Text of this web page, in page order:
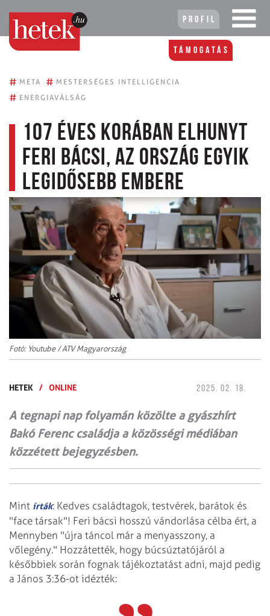
Profil
Támogatás
# META # MESTERSÉGES INTELLIGENCIA
# ENERGIAVÁLSÁG
107 éves korában elhunyt
Feri bácsi, az ország egyik
legidősebb embere
Fotó: Youtube / ATV Magyarország
HETEK / ONLINE 2025. 02. 18.
A tegnapi nap folyamán közölte a gyászhírt
Bakó Ferenc családja a közösségi médiában
közzétett bejegyzésben.
Mint írták: Kedves családtagok, testvérek, barátok és
"face társak"! Feri bácsi hosszú vándorlása célba ért, a
Mennyben "újra táncol már a menyasszony, a
vőlegény." Hozzátették, hogy búcsúztatójáról a
későbbiek során fognak tájékoztatást adni, majd pedig
a János 3:36-ot idézték: